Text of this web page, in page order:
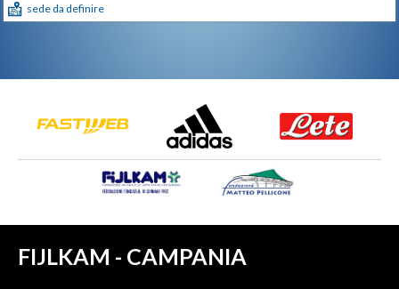
sede da definire
FIJLKAM - CAMPANIA